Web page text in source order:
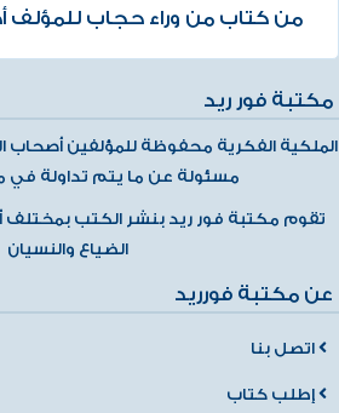
من كتاب من وراء حجاب للمؤلف
مكتبة فور ريد
الملكية الفكرية محفوظة للمؤلفين أصحاب
مسئولة عن ما يتم تداولة
تقوم مكتبة فور ريد بنشر الكتب بمختلف
الضياع والنسيان
عن مكتبة فورريد
اتصل بنا
إطلب كتاب